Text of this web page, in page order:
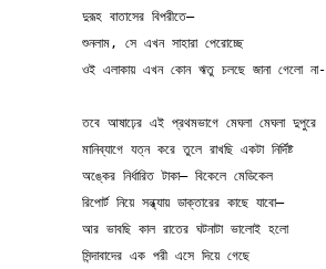
দুরূহ বাতাসের বিপরীতে—
শুনলাম, সে এখন সাহারা পেরোচ্ছে
ওই এলাকায় এখন কোন ঋতু চলছে জানা গেলো না-
তবে আষাঢ়ের এই প্রথমভাগে মেঘলা মেঘলা দুপুরে
মানিব্যাগে যত্ন করে তুলে রাখছি একটা নির্দিষ্ট
অঙ্কের নির্ধারিত টাকা— বিকেলে মেডিকেল
রিপোর্ট নিয়ে সন্ধ্যায় ডাক্তারের কাছে যাবো—
আর ভাবছি কাল রাতের ঘটনাটা ভালোই হলো
সিন্দাবাদের এক পরী এসে দিয়ে গেছে